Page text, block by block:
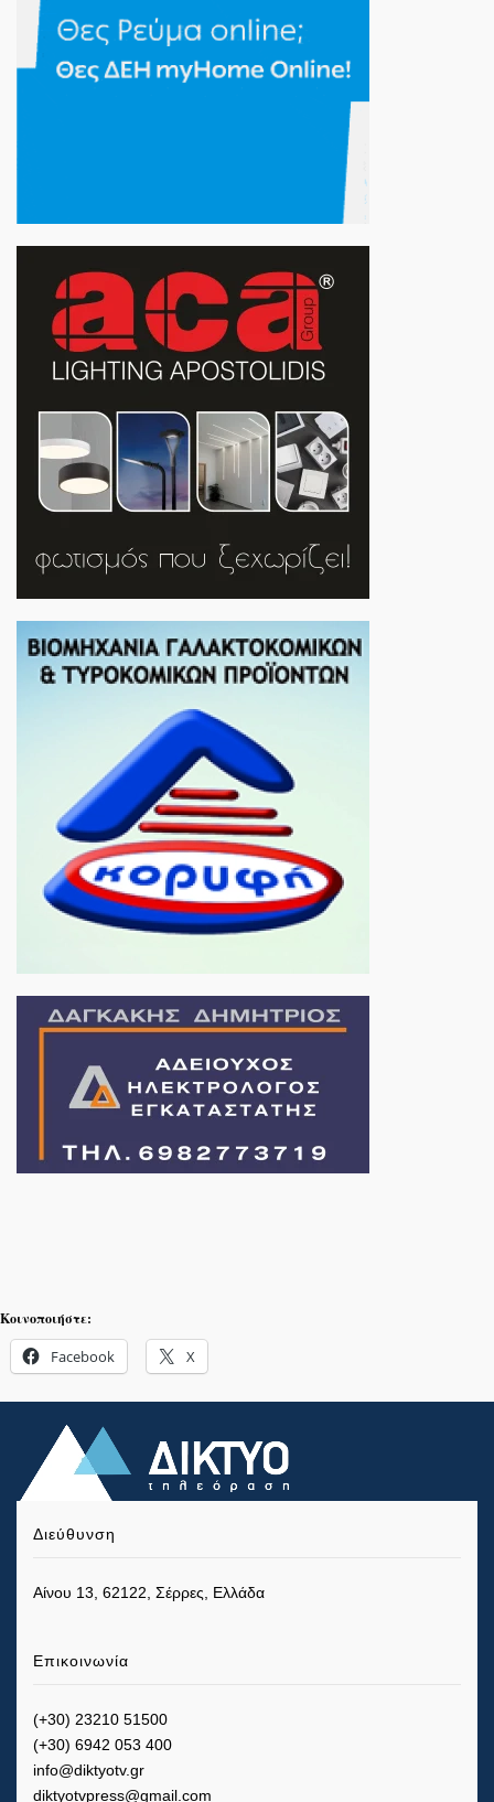
Κοινοποιήστε:
Facebook X
Διεύθυνση
Αίνου 13, 62122, Σέρρες, Ελλάδα
Επικοινωνία
(+30) 23210 51500
(+30) 6942 053 400
info@diktyotv.gr
diktyotvpress@gmail.com